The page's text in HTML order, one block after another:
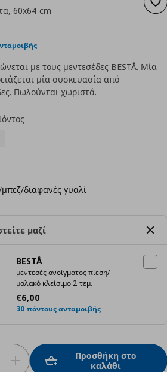
60x64 cm
τιμή
με τους μεντεσέδες BESTÅ. Μία
μία συσκευασία από
Πωλούνται χωριστά.
μπεζ/διαφανές γυαλί
μαζί
BESTÅ
μεντεσές ανοίγματος πίεση/
μαλακό κλείσιμο 2 τεμ.
€6,00
Τρέχουσα τιμή
30 πόντους ανταμοιβής
Προσθήκη στο
καλάθι